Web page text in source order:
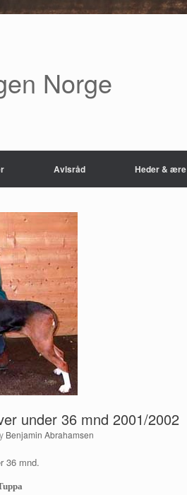
Norge
Avlsråd Heder & ære
under 36 mnd 2001/2002
Benjamin Abrahamsen
36 mnd.